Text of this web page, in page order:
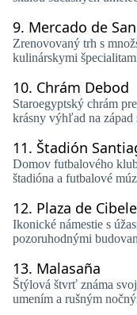
9. Mercado de
Zrenovovaný trh s
kulinárskymi
10. Chrám Debod
Staroegyptský chrám
krásny výhľad na západ
11. Štadión
Domov futbalového
štadióna a futbalové
12. Plaza de
Ikonické námestie s
pozoruhodnými
13. Malasaña
Štýlová štvrť známa
umením a rušným